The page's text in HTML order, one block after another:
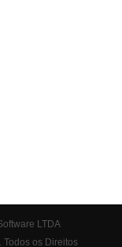
LTDA
os Direitos